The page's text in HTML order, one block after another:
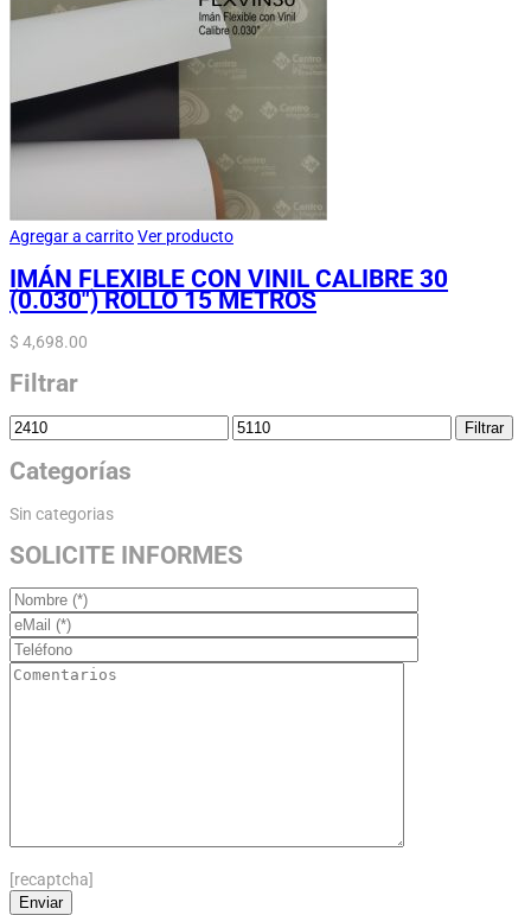
Agregar a carritoVer producto
IMÁN FLEXIBLE CON VINIL CALIBRE 30
(0.030″) ROLLO 15 METROS
$ 4,698.00
Filtrar
Filtrar
Categorías
Sin categorias
SOLICITE INFORMES
[recaptcha]